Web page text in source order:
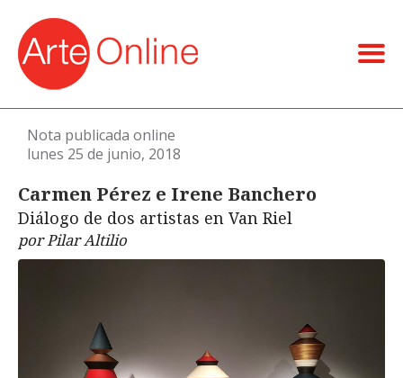
Nota publicada online
lunes 25 de junio, 2018
Carmen Pérez e Irene Banchero
Diálogo de dos artistas en Van Riel
por Pilar Altilio